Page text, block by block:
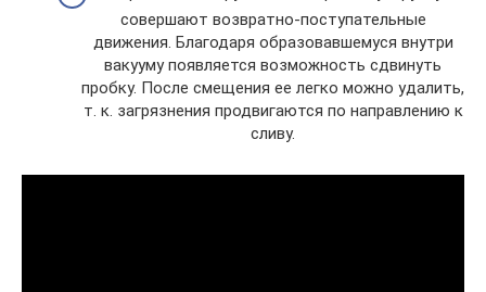
совершают возвратно-поступательные
движения. Благодаря образовавшемуся внутри
вакууму появляется возможность сдвинуть
пробку. После смещения ее легко можно удалить,
т. к. загрязнения продвигаются по направлению к
сливу.